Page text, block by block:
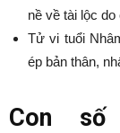
nề về tài lộc
Tử vi tuổi
ép bản thân,
Con